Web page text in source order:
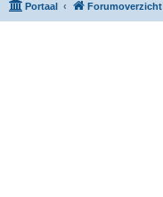
Portaal Forumoverzicht